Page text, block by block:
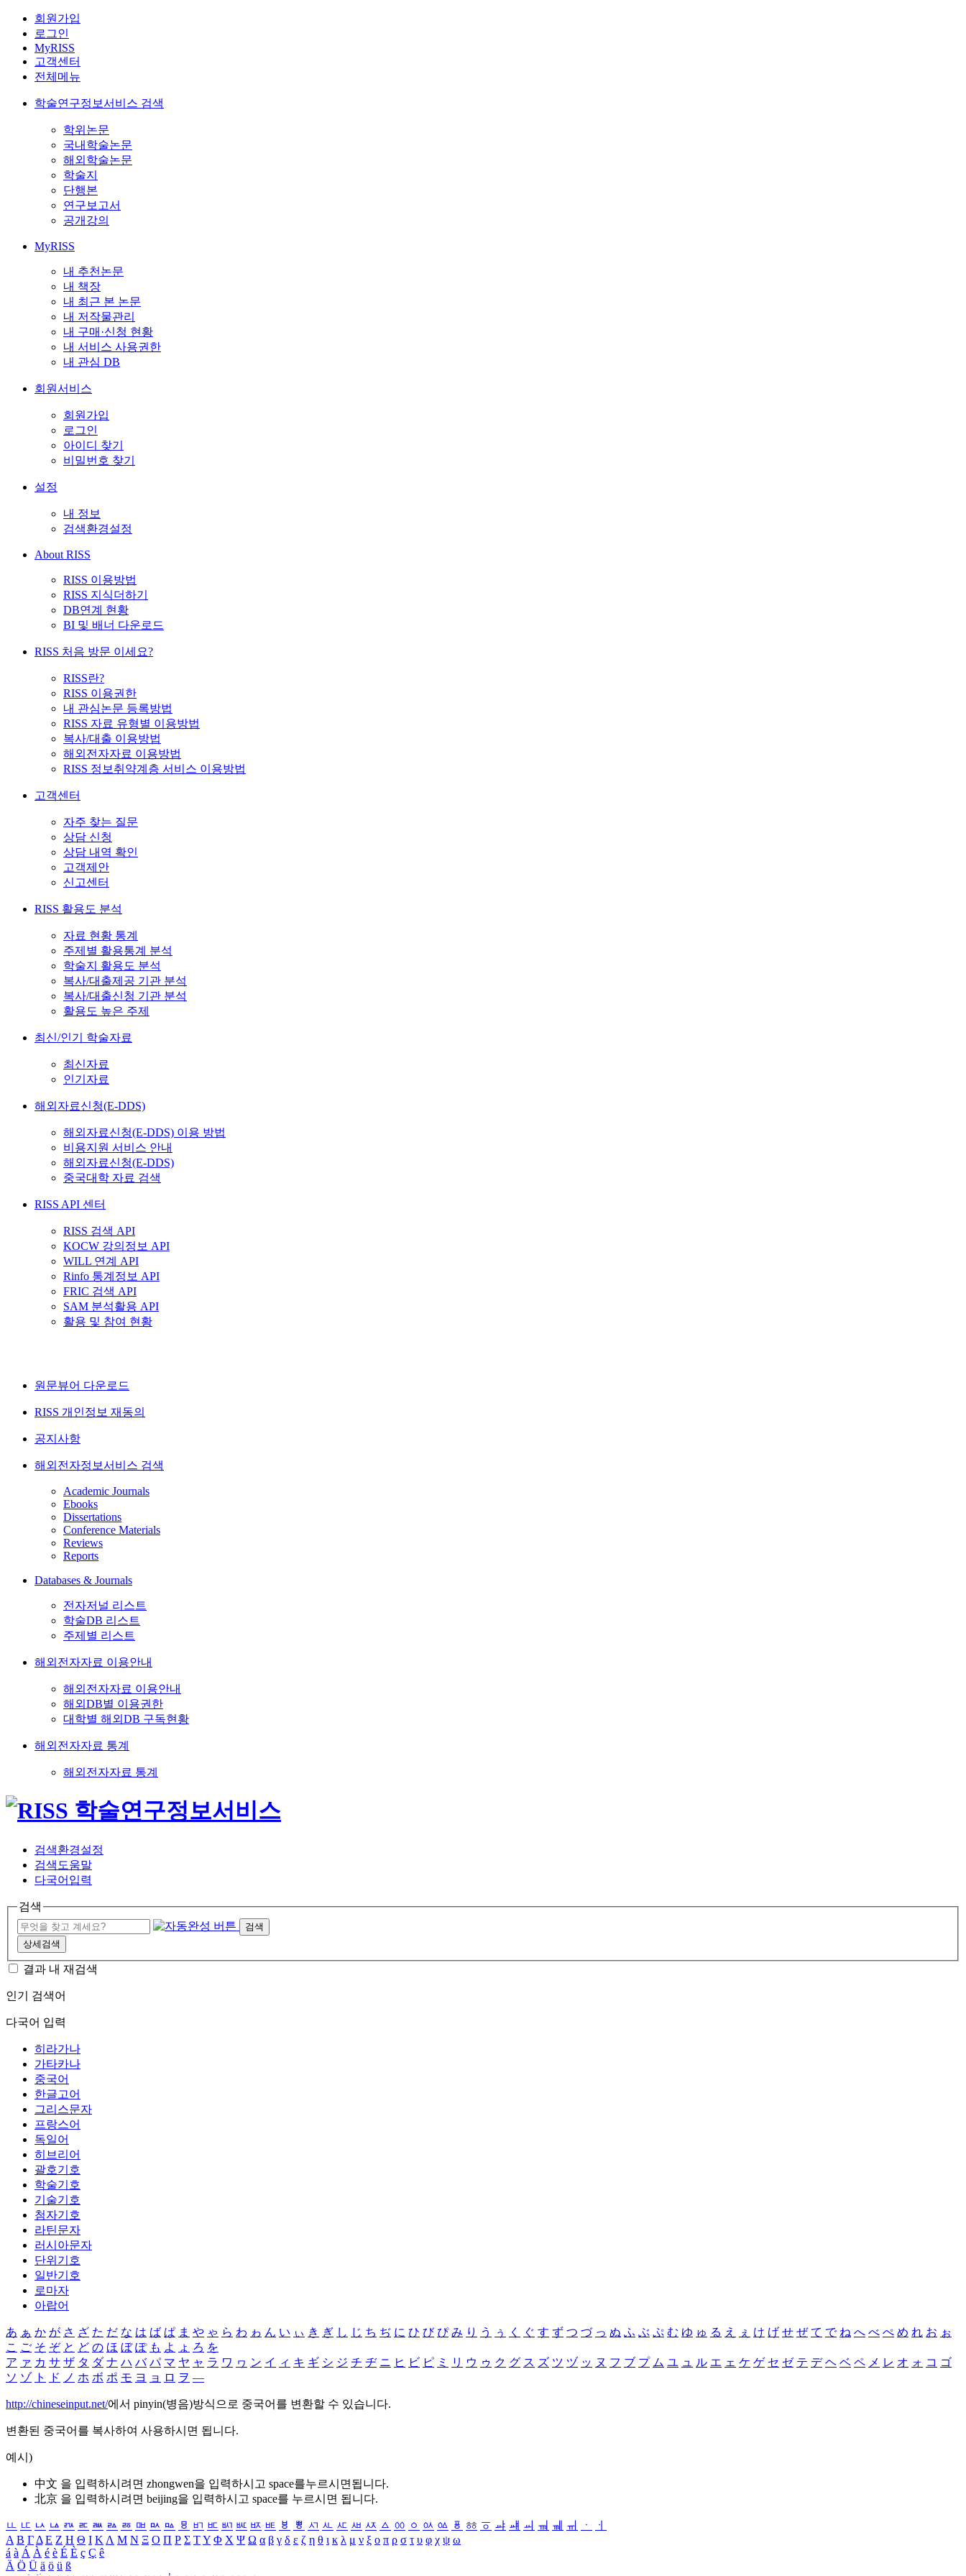
회원가입
로그인
MyRISS
고객센터
전체메뉴
학술연구정보서비스 검색
학위논문
국내학술논문
해외학술논문
학술지
단행본
연구보고서
공개강의
MyRISS
내 추천논문
내 책장
내 최근 본 논문
내 저작물관리
내 구매·신청 현황
내 서비스 사용권한
내 관심 DB
회원서비스
회원가입
로그인
아이디 찾기
비밀번호 찾기
설정
내 정보
검색환경설정
About RISS
RISS 이용방법
RISS 지식더하기
DB연계 현황
BI 및 배너 다운로드
RISS 처음 방문 이세요?
RISS란?
RISS 이용권한
내 관심논문 등록방법
RISS 자료 유형별 이용방법
복사/대출 이용방법
해외전자자료 이용방법
RISS 정보취약계층 서비스 이용방법
고객센터
자주 찾는 질문
상담 신청
상담 내역 확인
고객제안
신고센터
RISS 활용도 분석
자료 현황 통계
주제별 활용통계 분석
학술지 활용도 분석
복사/대출제공 기관 분석
복사/대출신청 기관 분석
활용도 높은 주제
최신/인기 학술자료
최신자료
인기자료
해외자료신청(E-DDS)
해외자료신청(E-DDS) 이용 방법
비용지원 서비스 안내
해외자료신청(E-DDS)
중국대학 자료 검색
RISS API 센터
RISS 검색 API
KOCW 강의정보 API
WILL 연계 API
Rinfo 통계정보 API
FRIC 검색 API
SAM 분석활용 API
활용 및 참여 현황
원문뷰어 다운로드
RISS 개인정보 재동의
공지사항
해외전자정보서비스 검색
Academic Journals
Ebooks
Dissertations
Conference Materials
Reviews
Reports
Databases & Journals
전자저널 리스트
학술DB 리스트
주제별 리스트
해외전자자료 이용안내
해외전자자료 이용안내
해외DB별 이용권한
대학별 해외DB 구독현황
해외전자자료 통계
해외전자자료 통계
검색환경설정
검색도움말
다국어입력
검색
검색
상세검색
결과 내 재검색
인기 검색어
다국어 입력
히라가나
가타카나
중국어
한글고어
그리스문자
프랑스어
독일어
히브리어
괄호기호
학술기호
기술기호
첨자기호
라틴문자
러시아문자
단위기호
일반기호
로마자
아랍어
あ ぁ か が さ ざ た だ な は ば ぱ ま や ゃ ら わ ゎ ん い ぃ き ぎ し じ ち ぢ に ひ び ぴ み り う ぅ く ぐ す ず つ づ っ ぬ ふ ぶ ぷ む ゆ ゅ る え ぇ け げ せ ぜ て で ね へ べ ぺ め れ お ぉ
こ ご そ ぞ と ど の ほ ぼ ぽ も よ ょ ろ を
ア ァ カ サ ザ タ ダ ナ ハ バ パ マ ヤ ャ ラ ワ ヮ ン イ ィ キ ギ シ ジ チ ヂ ニ ヒ ビ ピ ミ リ ウ ゥ ク グ ス ズ ツ ヅ ッ ヌ フ ブ プ ム ユ ュ ル エ ェ ケ ゲ セ ゼ テ デ ヘ ベ ペ メ レ オ ォ コ ゴ
ソ ゾ ト ド ノ ホ ボ ポ モ ヨ ョ ロ ヲ ―
http://chineseinput.net/에서 pinyin(병음)방식으로 중국어를 변환할 수 있습니다.
변환된 중국어를 복사하여 사용하시면 됩니다.
예시)
中文 을 입력하시려면 zhongwen을 입력하시고 space를누르시면됩니다.
北京 을 입력하시려면 beijing을 입력하시고 space를 누르시면 됩니다.
ㅥ ㅦ ㅧ ㅨ ㅩ ㅪ ㅫ ㅬ ㅭ ㅮ ㅯ ㅰ ㅱ ㅲ ㅳ ㅴ ㅵ ㅶ ㅷ ㅸ ㅹ ㅺ ㅻ ㅼ ㅽ ㅾ ㅿ ㆀ ㆁ ㆂ ㆃ ㆄ ㆅ ㆆ ㆇ ㆈ ㆉ ㆊ ㆋ ㆌ ㆍ
ㆎ
Α Β ΓΔ Ε Ζ Η Θ Ι ΚΛ Μ Ν Ξ Ο Π Ρ Σ ΤΥ Φ Χ Ψ Ω α β γ δ ε ζ η θ ι κ λ μ ν ξ ο π ρ σ τ υ φ χ ψ ω
á à Á À é è É È ç Ç ê
Ä Ö Ü ä ö ü ß